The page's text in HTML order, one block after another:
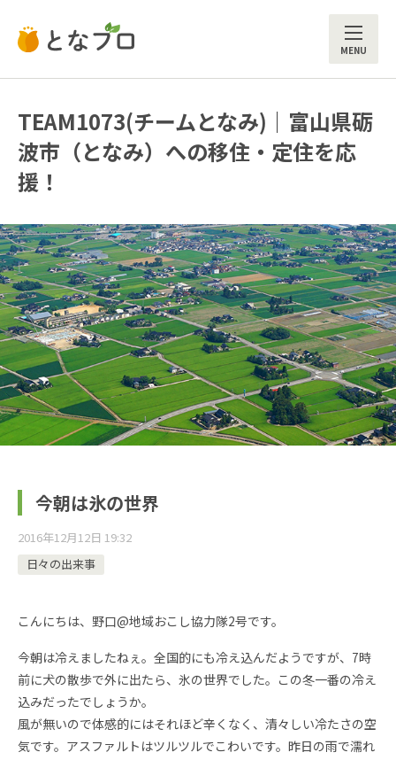
TEAM1073(チームとなみ)｜富山県砺
波市（となみ）への移住・定住を応
援！
今朝は氷の世界
2016年12月12日 19:32
日々の出来事
こんにちは、野口@地域おこし協力隊2号です。
今朝は冷えましたねぇ。全国的にも冷え込んだようですが、7時
前に犬の散歩で外に出たら、氷の世界でした。この冬一番の冷え
込みだったでしょうか。
風が無いので体感的にはそれほど辛くなく、清々しい冷たさの空
気です。アスファルトはツルツルでこわいです。昨日の雨で濡れ